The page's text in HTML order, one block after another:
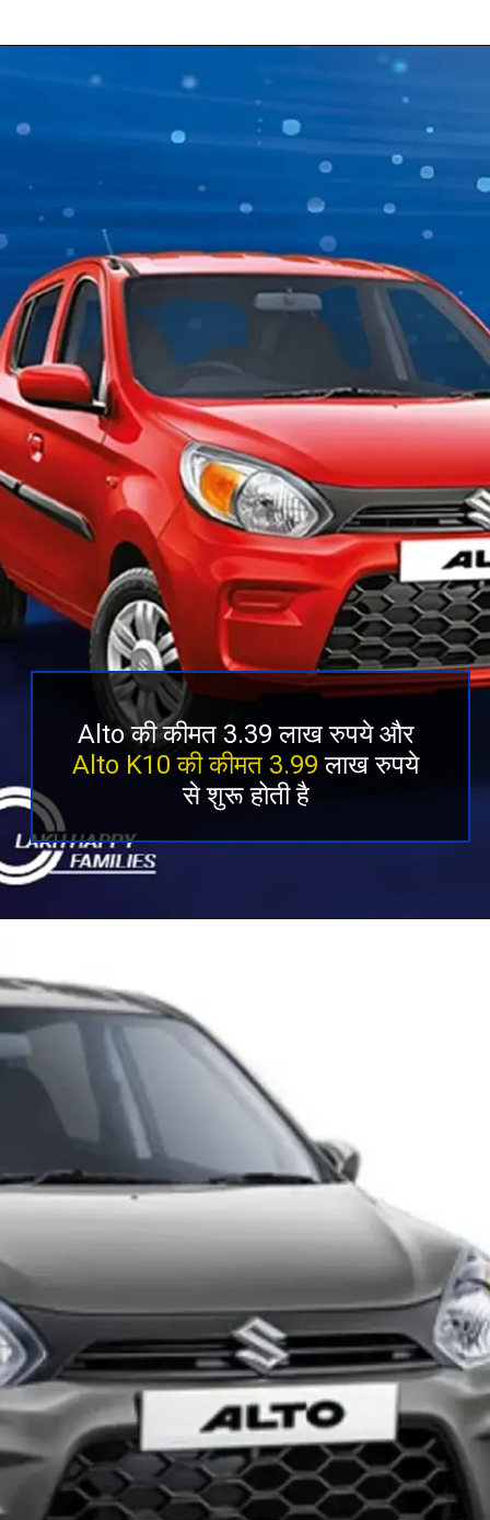
Alto की कीमत 3.39 लाख रुपये और
Alto K10 की कीमत 3.99 लाख रुपये
से शुरू होती है